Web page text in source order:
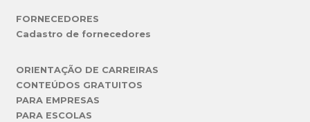
FORNECEDORES
Cadastro de fornecedores
ORIENTAÇÃO DE CARREIRAS
CONTEÚDOS GRATUITOS
PARA EMPRESAS
PARA ESCOLAS